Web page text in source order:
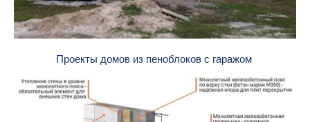
Проекты домов из пеноблоков с гаражом